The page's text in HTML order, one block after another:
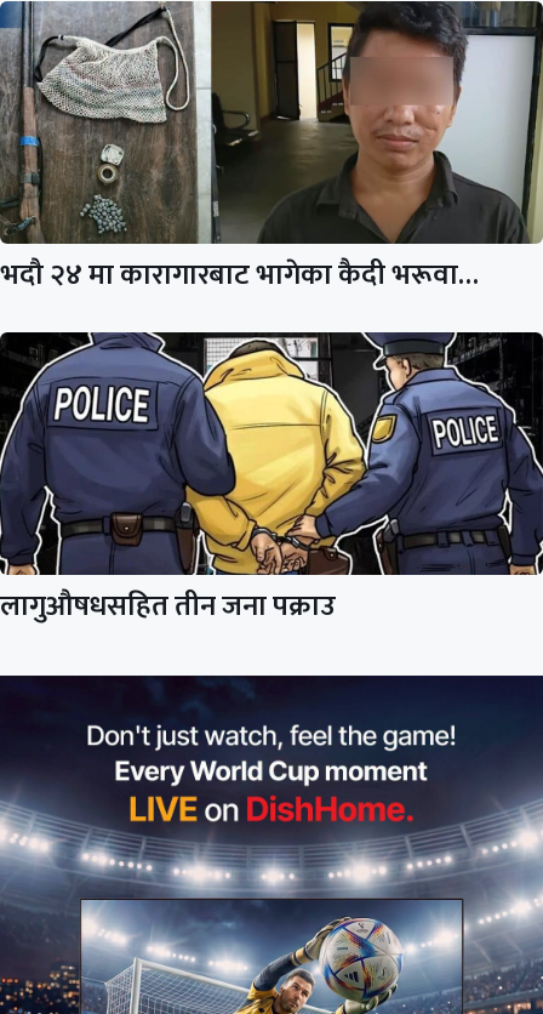
भदौ २४ मा कारागारबाट भागेका कैदी भरूवा…
लागुऔषधसहित तीन जना पक्राउ